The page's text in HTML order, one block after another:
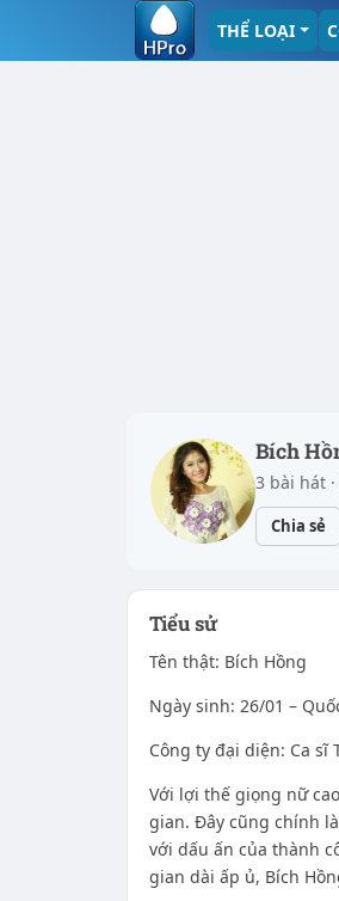
THỂ LOẠI
Bích
3 bài hát
Chia sẻ
Tiểu sử
Tên thật: Bích Hồng
Ngày sinh: 26/01 –
Công ty đại diện: Ca sĩ
Với lợi thế giọng nữ
gian. Đây cũng chính
với dấu ấn của thành
gian dài ấp ủ, Bích